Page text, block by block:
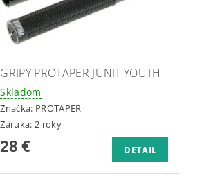
GRIPY PROTAPER JUNIT YOUTH
Skladom
Značka: PROTAPER
Záruka: 2 roky
28 € DETAIL